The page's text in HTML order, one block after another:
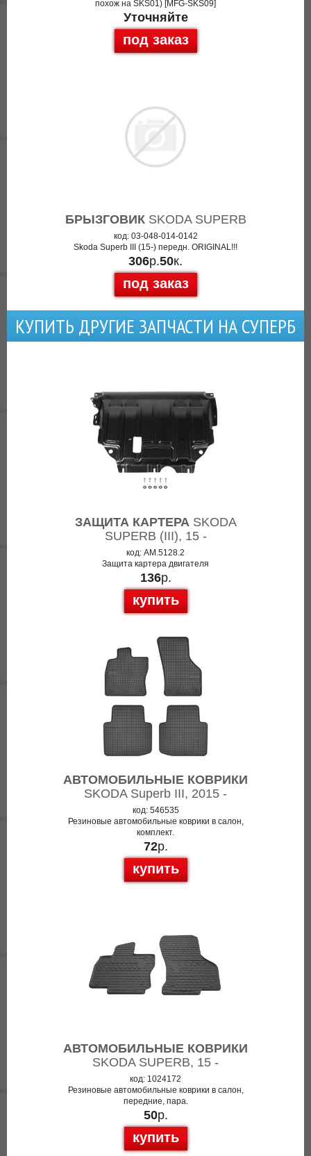
похож на SKS01) [MFG-SKS09]
Уточняйте
под заказ
БРЫЗГОВИКSKODA SUPERB
код: 03-048-014-0142
Skoda Superb III (15-) передн. ORIGINAL!!!
306р.50к.
под заказ
КУПИТЬ ДРУГИЕ ЗАПЧАСТИ НА СУПЕРБ
ЗАЩИТА КАРТЕРАSKODA
SUPERB (III), 15 -
код: AM.5128.2
Защита картера двигателя
136р.
купить
АВТОМОБИЛЬНЫЕ КОВРИКИ
SKODA Superb III, 2015 -
код: 546535
Резиновые автомобильные коврики в салон,
комплект.
72р.
купить
АВТОМОБИЛЬНЫЕ КОВРИКИ
SKODA SUPERB, 15 -
код: 1024172
Резиновые автомобильные коврики в салон,
передние, пара.
50р.
купить